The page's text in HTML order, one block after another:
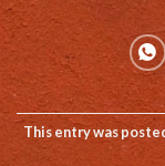
This entry was